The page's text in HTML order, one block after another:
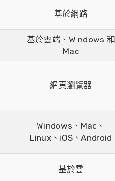
基於網路
基於雲端、Windows 和
Mac
網頁瀏覽器
Windows、Mac、
Linux、iOS、Android
基於雲